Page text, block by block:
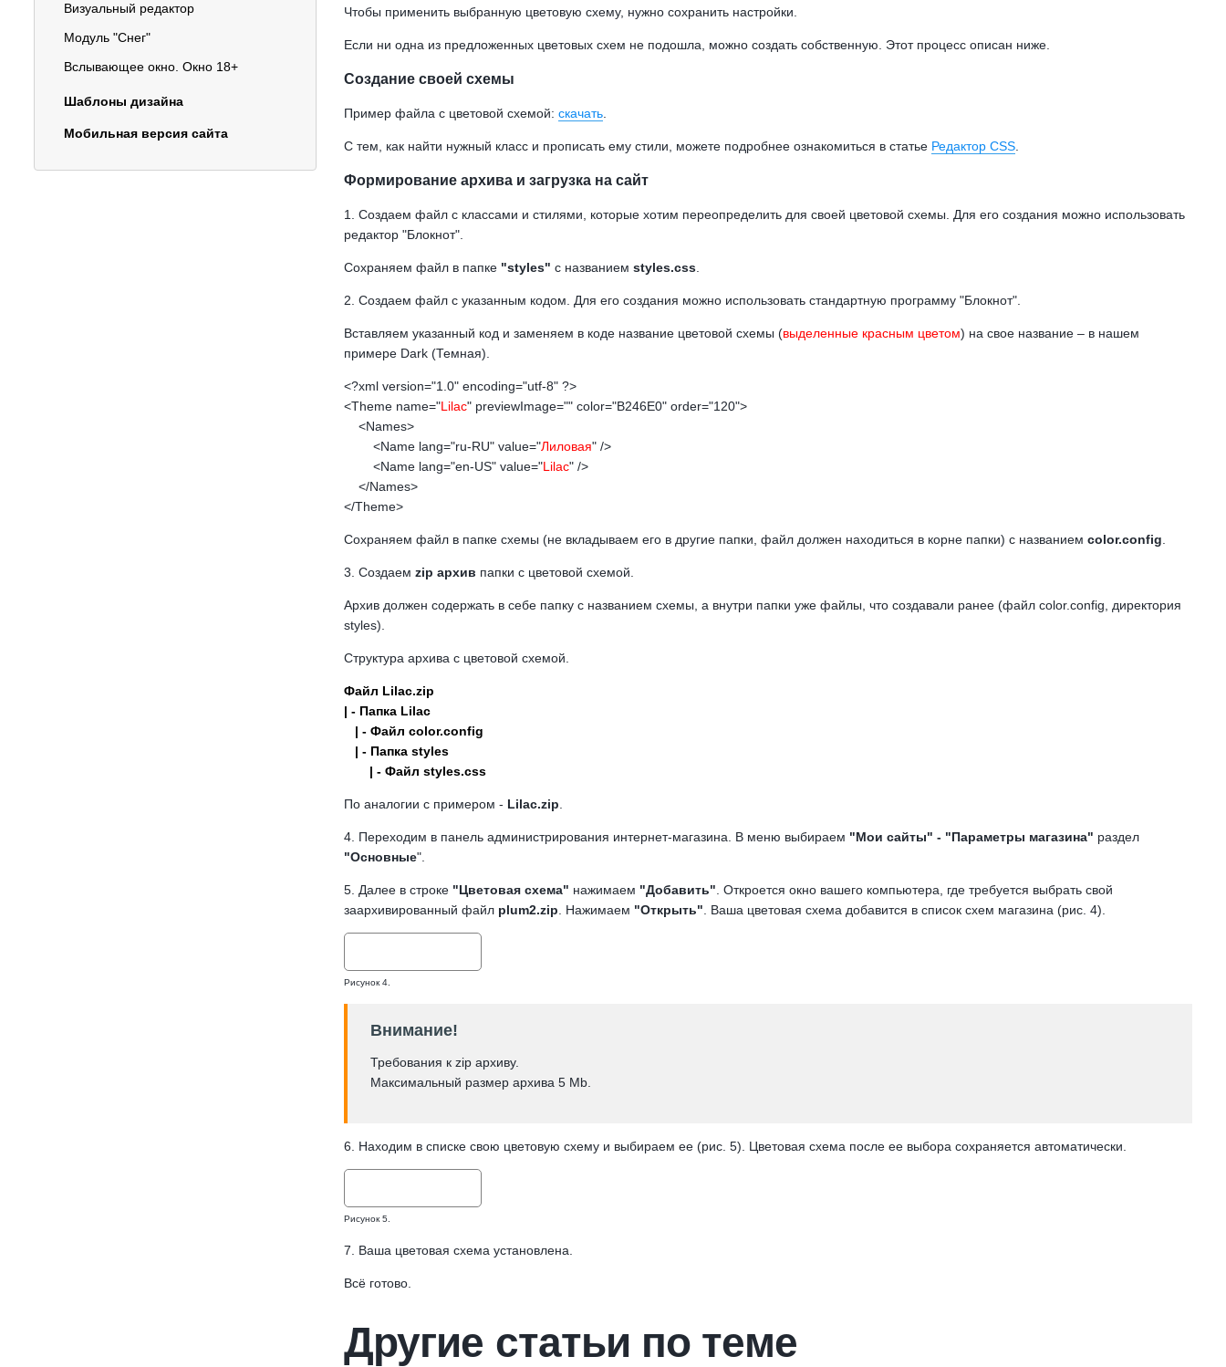
Визуальный редактор
Модуль "Снег"
Вслывающее окно. Окно 18+
Шаблоны дизайна
Мобильная версия сайта
Чтобы применить выбранную цветовую схему, нужно сохранить настройки.
Если ни одна из предложенных цветовых схем не подошла, можно создать собственную. Этот процесс описан ниже.
Создание своей схемы
Пример файла с цветовой схемой: скачать
С тем, как найти нужный класс и прописать ему стили, можете подробнее ознакомиться в статье Редактор CSS
Формирование архива и загрузка на сайт
1. Создаем файл с классами и стилями, которые хотим переопределить для своей цветовой схемы. Для его создания можно использовать
редактор "Блокнот".
Сохраняем файл в папке "styles" с названием styles.css
2. Создаем файл с указанным кодом. Для его создания можно использовать стандартную программу "Блокнот".
Вставляем указанный код и заменяем в коде название цветовой схемы (выделенные красным цветом) на свое название – в нашем
примере Dark (Темная).
<?xml version="1.0" encoding="utf-8" ?>
<Theme name="Lilac" previewImage="" color="B246E0" order="120">
<Names>
<Name lang="ru-RU" value="Лиловая" />
<Name lang="en-US" value="Lilac" />
</Names>
</Theme>
Сохраняем файл в папке схемы (не вкладываем его в другие папки, файл должен находиться в корне папки) с названием color.config
3. Создаем zip архив папки с цветовой схемой.
Архив должен содержать в себе папку с названием схемы, а внутри папки уже файлы, что создавали ранее (файл color.config, директория
styles).
Структура архива с цветовой схемой.
Файл Lilac.zip
| - Папка Lilac
| - Файл color.config
| - Папка styles
| - Файл styles.css
По аналогии с примером - Lilac.zip
4. Переходим в панель администрирования интернет-магазина. В меню выбираем "Мои сайты" - "Параметры магазина" раздел
"Основные".
5. Далее в строке "Цветовая схема" нажимаем "Добавить" . Откроется окно вашего компьютера, где требуется выбрать свой
заархивированный файл plum2.zip . Нажимаем "Открыть" . Ваша цветовая схема добавится в список схем магазина (рис. 4).
Рисунок 4.
Внимание!
Требования к zip архиву.
Максимальный размер архива 5 Mb.
6. Находим в списке свою цветовую схему и выбираем ее (рис. 5). Цветовая схема после ее выбора сохраняется автоматически.
Рисунок 5.
7. Ваша цветовая схема установлена.
Всё готово.
Другие статьи по теме